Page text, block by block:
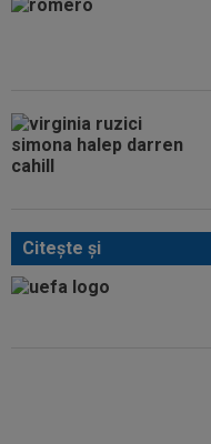
Citeşte şi